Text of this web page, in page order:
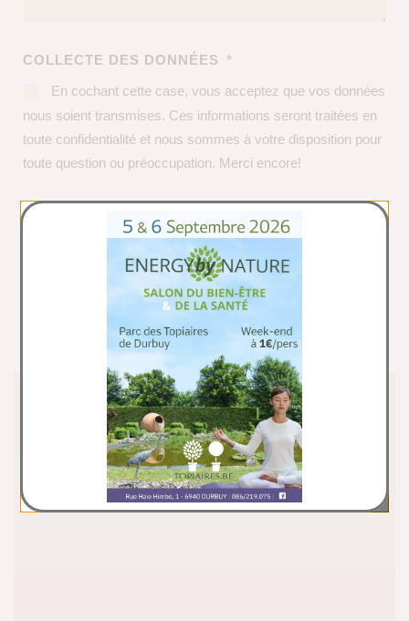
COLLECTE DES DONNÉES
En cochant cette case, vous acceptez que vos données
nous soient transmises. Ces informations seront traitées en
toute confidentialité et nous sommes à votre disposition pour
toute question ou préoccupation. Merci encore!
J'ENVOIE MA DEMANDE